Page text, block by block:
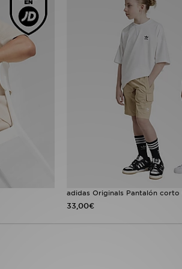
adidas Originals Pantalón
33,00€